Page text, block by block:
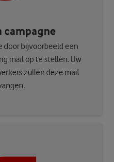
campagne
door bijvoorbeeld een
mail op te stellen. Uw
zullen deze mail